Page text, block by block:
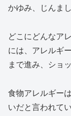
かゆみ、じんま
どこにどんなア
には、アレルギ
まで進み、ショ
食物アレルギー
いだと言われて